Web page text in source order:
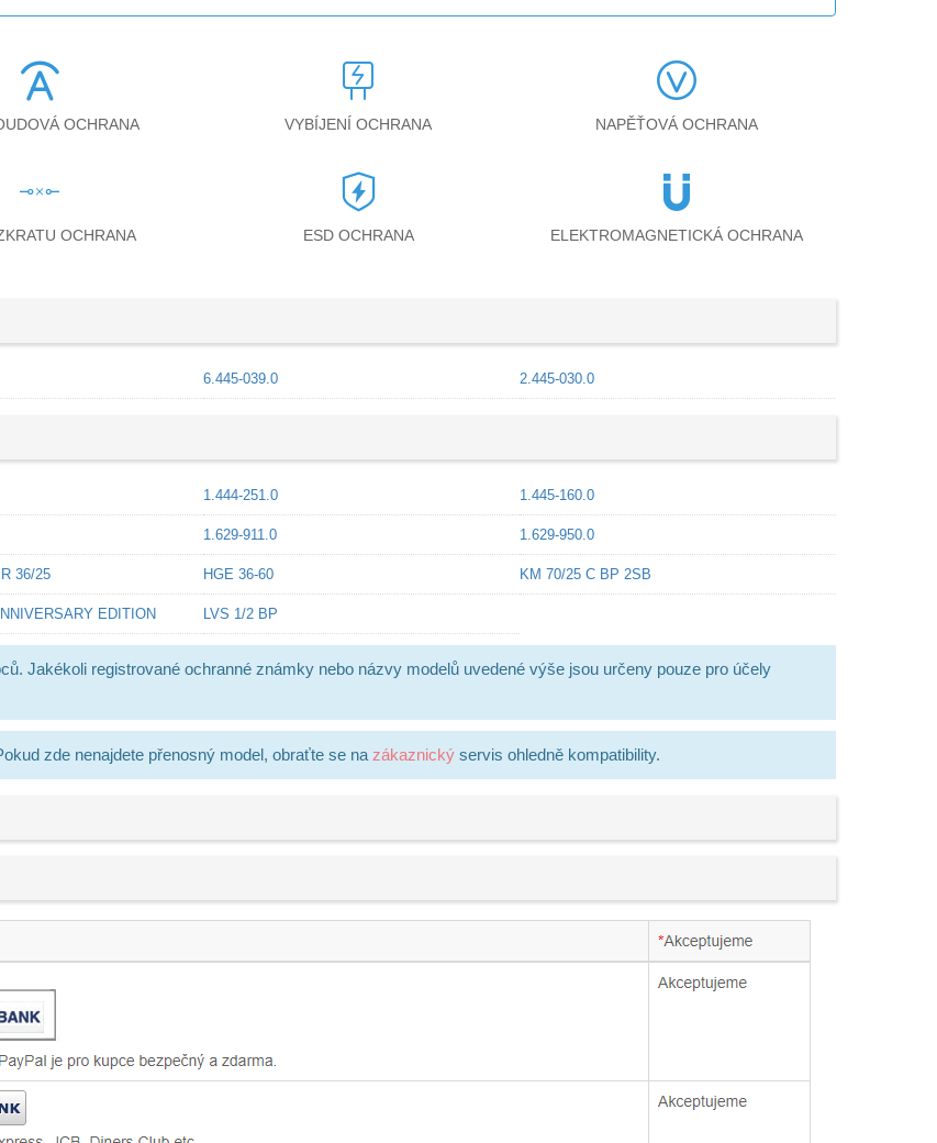
OCHRANA VYBÍJENÍ OCHRANA NAPĚŤOVÁ OCHRANA
OCHRANA ESD OCHRANA ELEKTROMAGNETICKÁ OCHRANA
6.445-039.0 2.445-030.0
1.444-251.0 1.445-160.0
1.629-911.0 1.629-950.0
36/25 HGE 36-60 KM 70/25 C BP 2SB
EDITION LVS 1/2 BP
Jakékoli registrované ochranné známky nebo názvy modelů uvedené výše jsou určeny pouze pro účely
zde nenajdete přenosný model, obraťte se na zákaznický servis ohledně kompatibility.